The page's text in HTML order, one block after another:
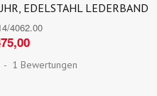
EDELSTAHL LEDERBAND
4062.00
- 1 Bewertungen